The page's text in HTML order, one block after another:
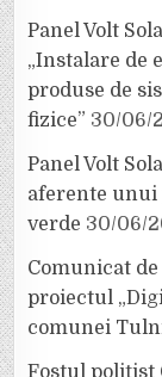
Panel Volt
„Instalare de
produse de
fizice” 30/06/
Panel Volt
aferente unui
verde 30/06/
Comunicat
proiectul
comunei
Fostul polițist